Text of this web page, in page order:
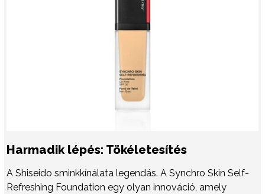
Harmadik lépés: Tökéletesítés
A Shiseido sminkkínálata legendás. A Synchro Skin Self-
Refreshing Foundation egy olyan innováció, amely